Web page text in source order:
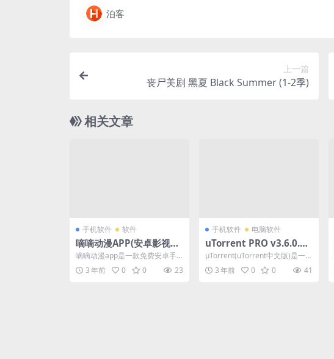
泊客
上一篇
丧尸美剧 黑夏 Black Summer (1-2季)
相关文章
手机软件 软件
嘀嘀动漫APP(安卓影视软
件)_v1.7.520 破解版 绿色
版
嘀嘀动漫app是一款免费安卓手
机影视软件的热门免费动漫软件,
全网动漫免费看.采集...
3 年前 0 0 23
手机软件 电脑软件
uTorrent PRO v3.6.0.46
830 去除广告绿色版
µTorrent(uTorrent中文版)是一
款俄罗斯号称全球排名第一的免
费BT...
3 年前 0 0 41